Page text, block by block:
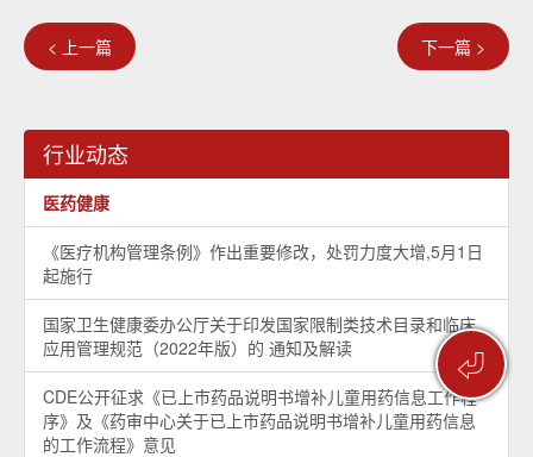
⏎
< 上一篇 下一篇 >
行业动态
医药健康
《医疗机构管理条例》作出重要修改，处罚力度大增,5月1日
起施行
国家卫生健康委办公厅关于印发国家限制类技术目录和临床
应用管理规范（2022年版）的 通知及解读
CDE公开征求《已上市药品说明书增补儿童用药信息工作程
序》及《药审中心关于已上市药品说明书增补儿童用药信息
的工作流程》意见